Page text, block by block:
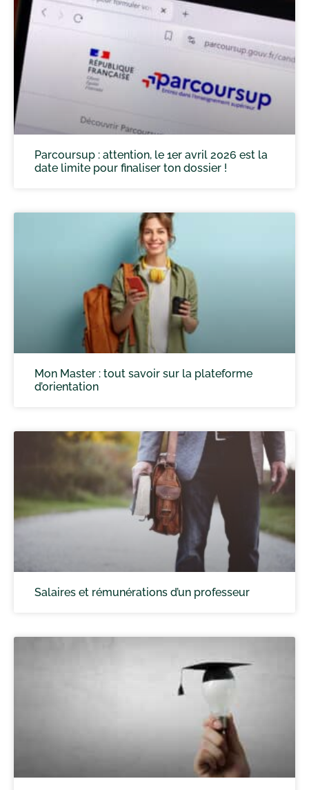
Parcoursup : attention, le 1er avril 2026 est la
date limite pour finaliser ton dossier !
Mon Master : tout savoir sur la plateforme
d’orientation
Salaires et rémunérations d’un professeur